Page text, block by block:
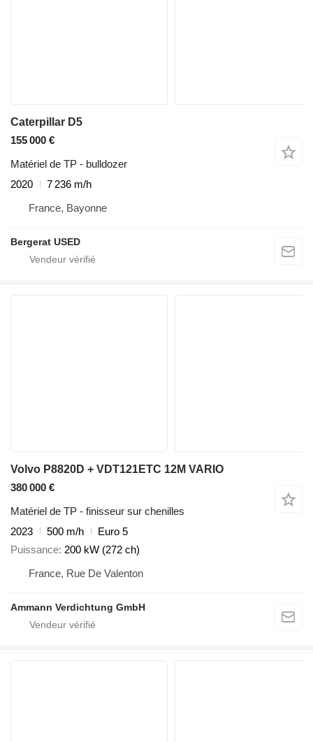
Caterpillar D5
155 000 €
Matériel de TP - bulldozer
2020
7 236 m/h
France, Bayonne
Bergerat USED
Volvo P8820D + VDT121ETC 12M VARIO
380 000 €
Matériel de TP - finisseur sur chenilles
2023
500 m/h
Euro 5
Puissance 200 kW (272 ch)
France, Rue De Valenton
Ammann Verdichtung GmbH